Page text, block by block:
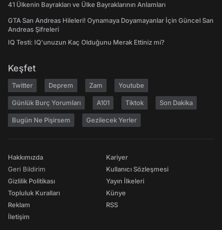
41 Ülkenin Bayrakları ve Ülke Bayraklarının Anlamları
GTA San Andreas Hileleri! Oynamaya Doyamayanlar İçin Güncel San
Andreas Şifreleri
IQ Testi: IQ'unuzun Kaç Olduğunu Merak Ettiniz mi?
Keşfet
Twitter Deprem Zam Youtube
Günlük Burç Yorumları A101 Tiktok Son Dakika
Bugün Ne Pişirsem Gezilecek Yerler
Hakkımızda
Geri Bildirim
Gizlilik Politikası
Topluluk Kuralları
Reklam
İletişim
Kariyer
Kullanıcı Sözleşmesi
Yayın İlkeleri
Künye
RSS